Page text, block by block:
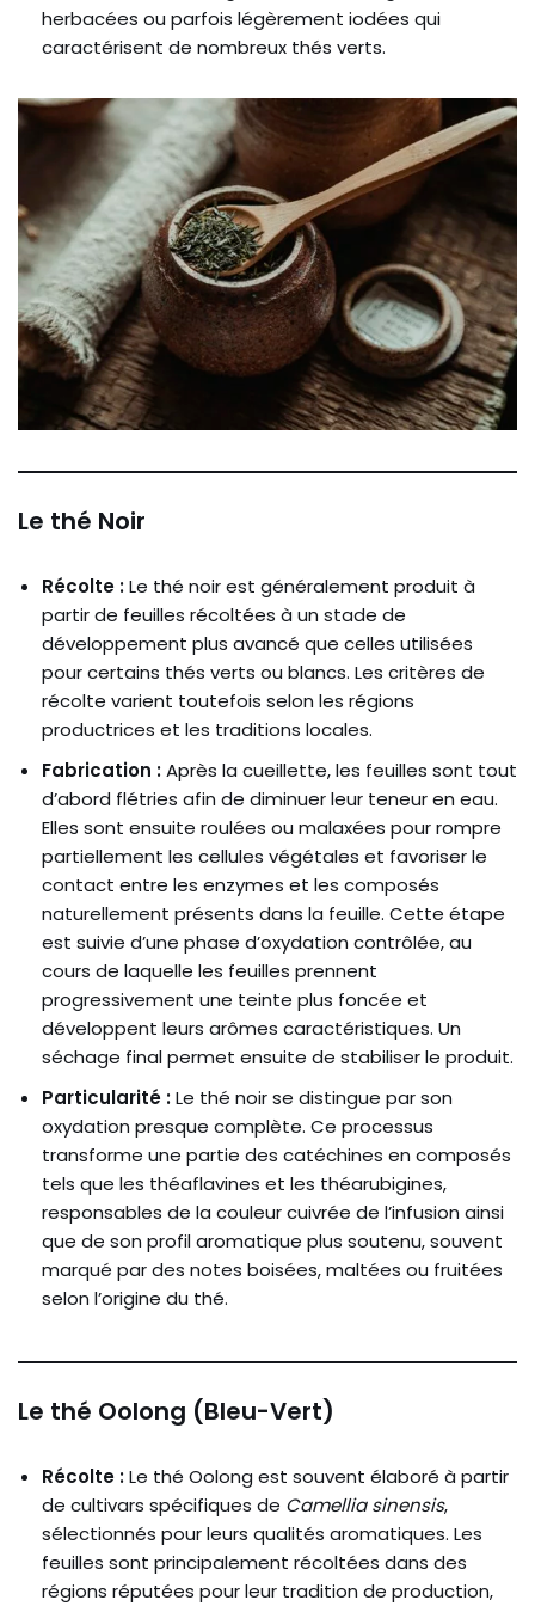
herbacées ou parfois légèrement iodées qui
caractérisent de nombreux thés verts.
Le thé Noir
Récolte :Le thé noir est généralement produit à
partir de feuilles récoltées à un stade de
développement plus avancé que celles utilisées
pour certains thés verts ou blancs. Les critères de
récolte varient toutefois selon les régions
productrices et les traditions locales.
Fabrication :Après la cueillette, les feuilles sont tout
d’abord flétries afin de diminuer leur teneur en eau.
Elles sont ensuite roulées ou malaxées pour rompre
partiellement les cellules végétales et favoriser le
contact entre les enzymes et les composés
naturellement présents dans la feuille. Cette étape
est suivie d’une phase d’oxydation contrôlée, au
cours de laquelle les feuilles prennent
progressivement une teinte plus foncée et
développent leurs arômes caractéristiques. Un
séchage final permet ensuite de stabiliser le produit.
Particularité :Le thé noir se distingue par son
oxydation presque complète. Ce processus
transforme une partie des catéchines en composés
tels que les théaflavines et les théarubigines,
responsables de la couleur cuivrée de l’infusion ainsi
que de son profil aromatique plus soutenu, souvent
marqué par des notes boisées, maltées ou fruitées
selon l’origine du thé.
Le thé Oolong (Bleu-Vert)
Récolte :Le thé Oolong est souvent élaboré à partir
de cultivars spécifiques de Camellia sinensis,
sélectionnés pour leurs qualités aromatiques. Les
feuilles sont principalement récoltées dans des
régions réputées pour leur tradition de production,